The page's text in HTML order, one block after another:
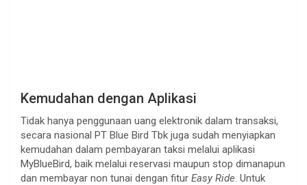
Kemudahan dengan Aplikasi
Tidak hanya penggunaan uang elektronik dalam transaksi,
secara nasional PT Blue Bird Tbk juga sudah menyiapkan
kemudahan dalam pembayaran taksi melalui aplikasi
MyBlueBird, baik melalui reservasi maupun stop dimanapun
dan membayar non tunai dengan fitur Easy Ride. Untuk